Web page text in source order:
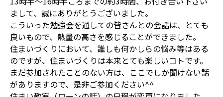
まして、誠にありがとうございました。
こういった勉強会を通しての皆さんとの会話は、とても
良いもので、熱量の高さを感じることができました。
住まいづくりにおいて、誰しも何かしらの悩み等はある
のですが、住まいづくりは本来とても楽しいコトです。
まだ参加されたことのない方は、ここでしか聞けない話
がありますので、是非ご参加ください^^